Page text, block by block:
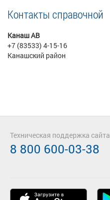
Контакты справочной
Канаш АВ
+7 (83533) 4-15-16
Канашский район
Техническая поддержка сайта
8 800 600-03-38